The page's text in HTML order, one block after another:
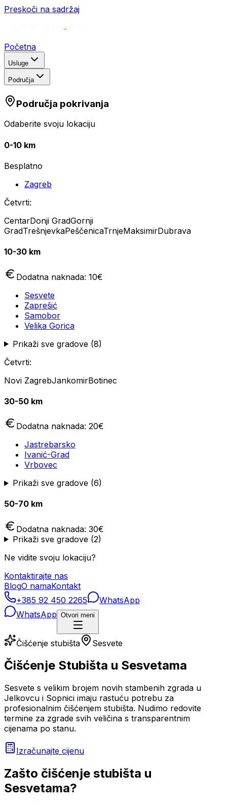
Preskoči na sadržaj
Početna
Usluge
Područja
Područja pokrivanja
Odaberite svoju lokaciju
0-10 km
Besplatno
Zagreb
Četvrti:
CentarDonji GradGornji
GradTrešnjevkaPeščenicaTrnjeMaksimirDubrava
10-30 km
Dodatna naknada: 10€
Sesvete
Zaprešić
Samobor
Velika Gorica
Prikaži sve gradove (8)
Četvrti:
Novi ZagrebJankomirBotinec
30-50 km
Dodatna naknada: 20€
Jastrebarsko
Ivanić-Grad
Vrbovec
Prikaži sve gradove (6)
50-70 km
Dodatna naknada: 30€
Prikaži sve gradove (2)
Ne vidite svoju lokaciju?
Kontaktirajte nas
BlogO namaKontakt
+385 92 450 2265
WhatsApp
WhatsApp Otvori meni
Čišćenje stubišta Sesvete
Čišćenje Stubišta u Sesvetama
Sesvete s velikim brojem novih stambenih zgrada u
Jelkovcu i Sopnici imaju rastuću potrebu za
profesionalnim čišćenjem stubišta. Nudimo redovite
termine za zgrade svih veličina s transparentnim
cijenama po stanu.
Izračunajte cijenu
Zašto čišćenje stubišta u
Sesvetama?